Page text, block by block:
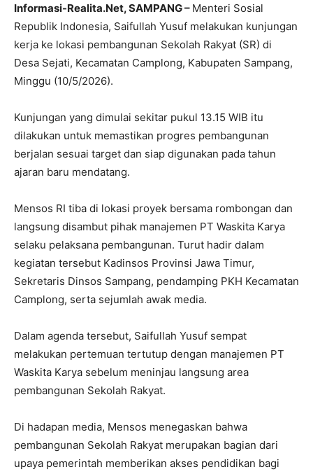
Informasi-Realita.Net, SAMPANG – Menteri Sosial
Republik Indonesia, Saifullah Yusuf melakukan kunjungan
kerja ke lokasi pembangunan Sekolah Rakyat (SR) di
Desa Sejati, Kecamatan Camplong, Kabupaten Sampang,
Minggu (10/5/2026).
Kunjungan yang dimulai sekitar pukul 13.15 WIB itu
dilakukan untuk memastikan progres pembangunan
berjalan sesuai target dan siap digunakan pada tahun
ajaran baru mendatang.
Mensos RI tiba di lokasi proyek bersama rombongan dan
langsung disambut pihak manajemen PT Waskita Karya
selaku pelaksana pembangunan. Turut hadir dalam
kegiatan tersebut Kadinsos Provinsi Jawa Timur,
Sekretaris Dinsos Sampang, pendamping PKH Kecamatan
Camplong, serta sejumlah awak media.
Dalam agenda tersebut, Saifullah Yusuf sempat
melakukan pertemuan tertutup dengan manajemen PT
Waskita Karya sebelum meninjau langsung area
pembangunan Sekolah Rakyat.
Di hadapan media, Mensos menegaskan bahwa
pembangunan Sekolah Rakyat merupakan bagian dari
upaya pemerintah memberikan akses pendidikan bagi